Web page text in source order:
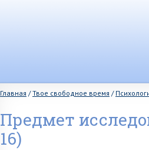
Главная /Твое свободное время /
Предмет
16)